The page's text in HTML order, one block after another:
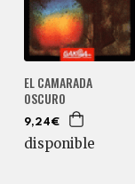
EL CAMARADA
OSCURO
9,24€
disponible